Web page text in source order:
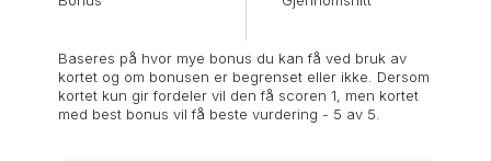
Baseres på hvor mye bonus du kan få ved bruk av
kortet og om bonusen er begrenset eller ikke. Dersom
kortet kun gir fordeler vil den få scoren 1, men kortet
med best bonus vil få beste vurdering - 5 av 5.